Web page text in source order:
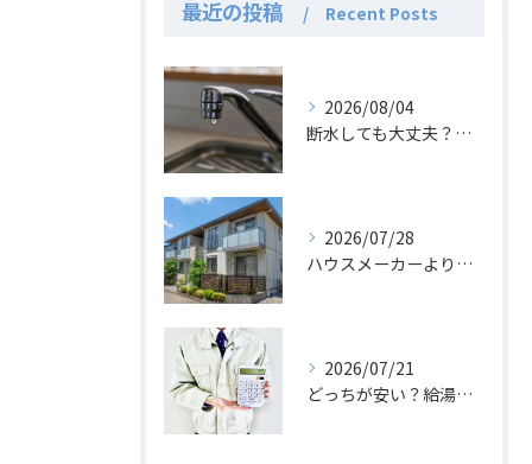
最近の投稿 Recent Posts
2026/08/04
断水しても大丈夫？エコキュートのお湯の活用法と注意点
2026/07/28
ハウスメーカーより安い？新築にエコキュートを後付けする費用
2026/07/21
どっちが安い？給湯器からエコキュート交換の費用と光熱費比較